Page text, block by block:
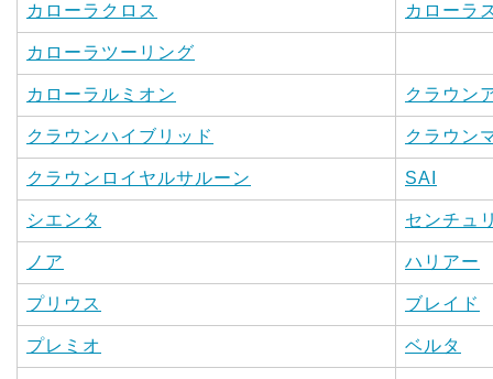
カローラクロス カローラ
カローラツーリング
カローラルミオン クラウン
クラウンハイブリッド クラウン
クラウンロイヤルサルーン SAI
シエンタ センチュ
ノア ハリアー
プリウス ブレイド
プレミオ ベルタ